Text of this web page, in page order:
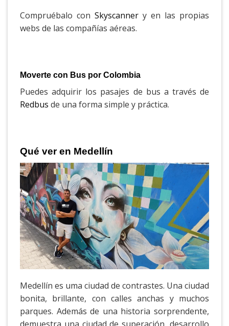
Compruébalo con Skyscanner y en las propias
webs de las compañías aéreas.
Moverte con Bus por Colombia
Puedes adquirir los pasajes de bus a través de
Redbus de una forma simple y práctica.
Qué ver en Medellín
Medellín es uma ciudad de contrastes. Una ciudad
bonita, brillante, con calles anchas y muchos
parques. Además de una historia sorprendente,